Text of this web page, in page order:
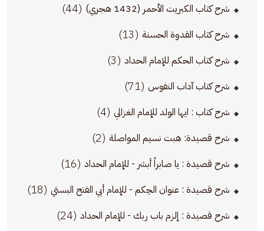
شرح كتاب الكبريت الأحمر (1432 هجري) (44)
شرح كتاب القدوة الحسنة (13)
شرح كتاب الحكم للإمام الحداد (3)
شرح كتاب آداب النفوس (71)
شرح كتاب : ايها الولد للإمام الغزالي (4)
شرح قصيدة: هبت نسيم المواصلة (2)
شرح قصيدة : يا صابراً أبشر - للإمام الحداد (16)
شرح قصيدة : عنوان الحِكم - للإمام أبي الفتح البستي (18)
شرح قصيدة : إلزم باب ربك - للإمام الحداد (24)